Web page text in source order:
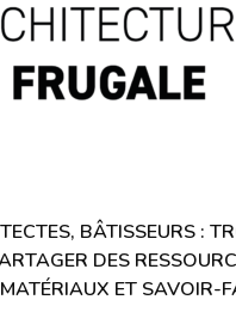
BÂTISSEURS :
DES
MATÉRIAUX ET SAVOIR-